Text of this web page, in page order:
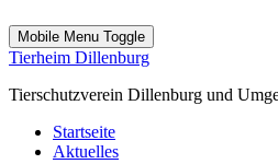
Mobile Menu Toggle
Tierheim Dillenburg
Tierschutzverein Dillenburg und
Startseite
Aktuelles